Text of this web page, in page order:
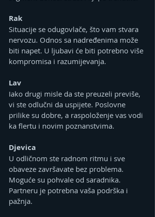
Rak
Situacije se odugovlače, što vam stvara
nervozu. Odnos sa nadređenima može
biti napet. U ljubavi će biti potrebno više
kompromisa i razumijevanja.
Lav
Iako drugi misle da ste preuzeli previše,
vi ste odlučni da uspijete. Poslovne
prilike su dobre, a raspoloženje vas vodi
ka flertu i novim poznanstvima.
Djevica
U odličnom ste radnom ritmu i sve
obaveze završavate bez problema.
Moguće su pohvale od saradnika.
Partneru je potrebna vaša podrška i
pažnja.